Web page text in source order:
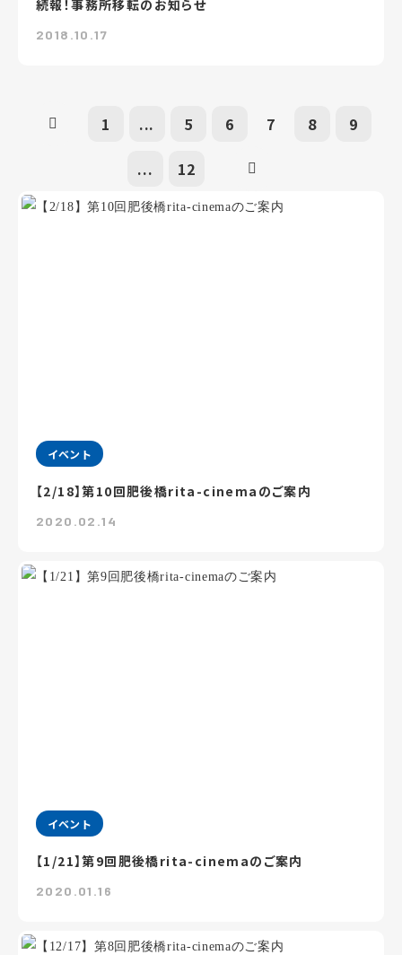
続報！事務所移転のお知らせ
2018.10.17
1 ... 5 6 7 8 9
... 12
イベント
【2/18】第10回肥後橋rita-cinemaのご案内
2020.02.14
イベント
【1/21】第9回肥後橋rita-cinemaのご案内
2020.01.16